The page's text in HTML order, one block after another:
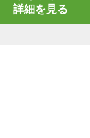
詳細を見る